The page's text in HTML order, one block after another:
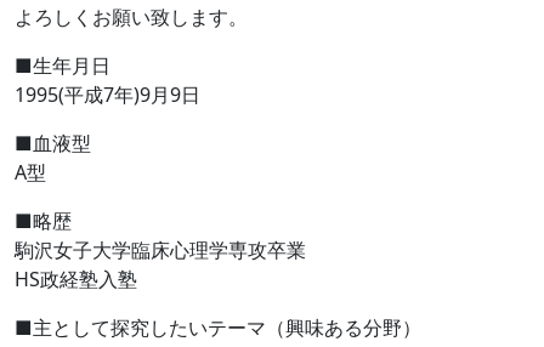
よろしくお願い致します。
■生年月日
1995(平成7年)9月9日
■血液型
A型
■略歴
駒沢女子大学臨床心理学専攻卒業
HS政経塾入塾
■主として探究したいテーマ（興味ある分野）